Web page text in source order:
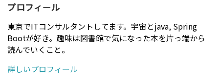
プロフィール
東京でITコンサルタントしてます。宇宙とjava, Spring
Bootが好き。趣味は図書館で気になった本を片っ端から
読んでいくこと。
詳しいプロフィール